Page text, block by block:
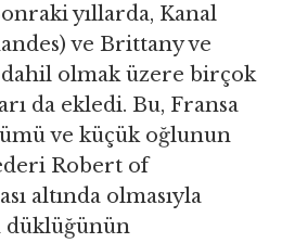
yıllarda, Kanal
ve Brittany ve
olmak üzere birçok
da ekledi. Bu, Fransa
ve küçük oğlunun
Robert of
altında olmasıyla
düklüğünün